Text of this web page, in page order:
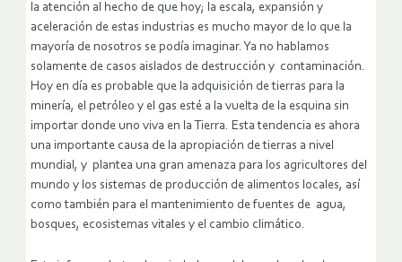
la atención al hecho de que hoy; la escala, expansión y
aceleración de estas industrias es mucho mayor de lo que la
mayoría de nosotros se podía imaginar. Ya no hablamos
solamente de casos aislados de destrucción y contaminación.
Hoy en día es probable que la adquisición de tierras para la
minería, el petróleo y el gas esté a la vuelta de la esquina sin
importar donde uno viva en la Tierra. Esta tendencia es ahora
una importante causa de la apropiación de tierras a nivel
mundial, y plantea una gran amenaza para los agricultores del
mundo y los sistemas de producción de alimentos locales, así
como también para el mantenimiento de fuentes de agua,
bosques, ecosistemas vitales y el cambio climático.